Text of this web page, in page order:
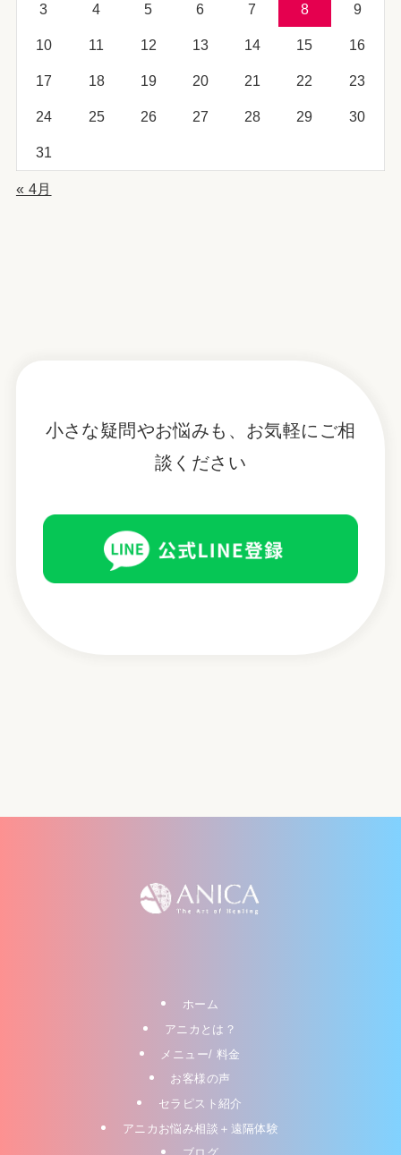
3 4 5 6 7 8 9
10 11 12 13 14 15 16
17 18 19 20 21 22 23
24 25 26 27 28 29 30
31
« 4月
小さな疑問やお悩みも、お気軽にご相
談ください
ホーム
アニカとは？
メニュー/ 料金
お客様の声
セラピスト紹介
アニカお悩み相談＋遠隔体験